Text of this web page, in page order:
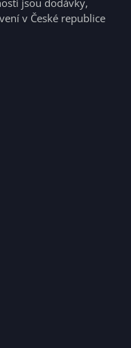
jsou dodávky,
v České republice